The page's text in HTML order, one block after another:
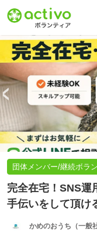
基本情報 募集詳細
団体メンバー/継続ボラ
完全在宅！SNS運
手伝いをして頂け
かめのおうち（一